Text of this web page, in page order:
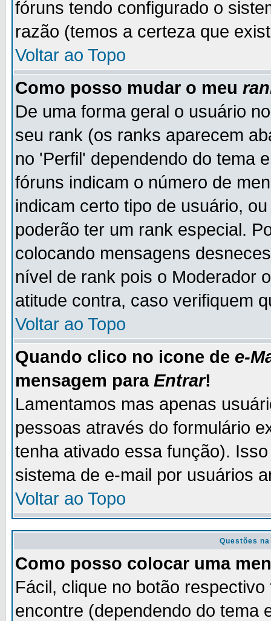
fóruns tendo configurado o
razão (temos a certeza que
Voltar ao Topo
Como posso mudar o meu
De uma forma geral o usuário
seu rank (os ranks aparecem
no 'Perfil' dependendo do tema
fóruns indicam o número de
indicam certo tipo de usuário,
poderão ter um rank especial.
colocando mensagens
nível de rank pois o Moderador
atitude contra, caso verifiquem
Voltar ao Topo
Quando clico no icone de e-
mensagem para Entrar!
Lamentamos mas apenas
pessoas através do formulário
tenha ativado essa função).
sistema de e-mail por usuários
Voltar ao Topo
Questões
Como posso colocar uma
Fácil, clique no botão
encontre (dependendo do tema